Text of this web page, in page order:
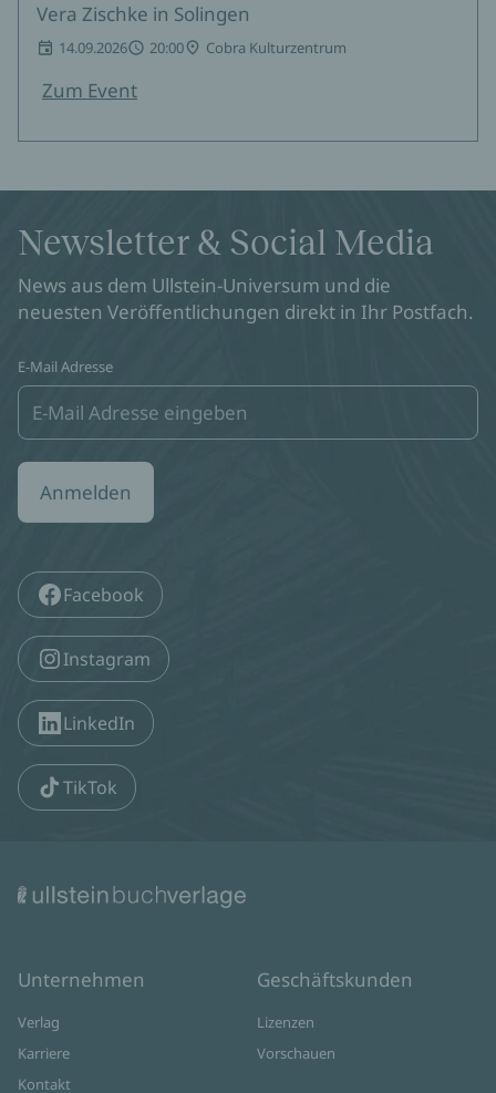
Vera Zischke in Solingen
14.09.2026 20:00 Cobra Kulturzentrum
Zum Event
Newsletter & Social Media
News aus dem Ullstein-Universum und die
neuesten Veröffentlichungen direkt in Ihr Postfach.
E-Mail Adresse
Anmelden
Facebook
Instagram
LinkedIn
TikTok
Unternehmen
Verlag
Karriere
Kontakt
Geschäftskunden
Lizenzen
Vorschauen